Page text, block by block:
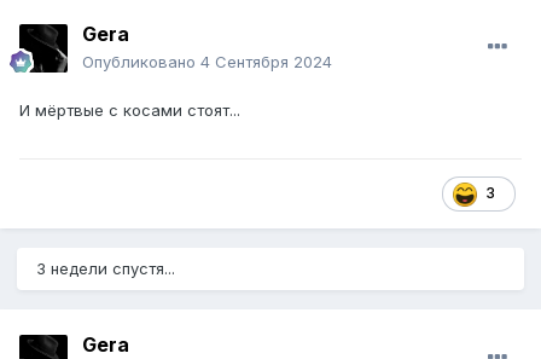
Gera
Опубликовано 4 Сентября 2024
И мёртвые с косами стоят...
3
3 недели спустя...
Gera